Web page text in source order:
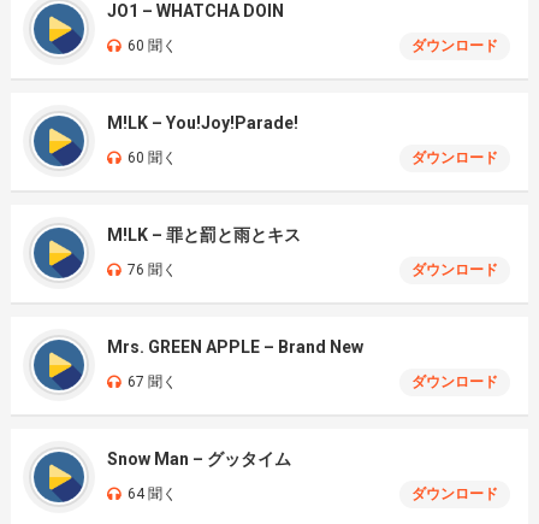
JO1 – WHATCHA DOIN
60 聞く ダウンロード
M!LK – You!Joy!Parade!
60 聞く ダウンロード
M!LK – 罪と罰と雨とキス
76 聞く ダウンロード
Mrs. GREEN APPLE – Brand New
67 聞く ダウンロード
Snow Man – グッタイム
64 聞く ダウンロード